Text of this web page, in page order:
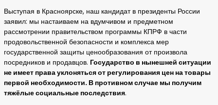
Выступая в Красноярске, наш кандидат в президенты России
заявил: мы настаиваем на вдумчивом и предметном
рассмотрении правительством программы КПРФ в части
продовольственной безопасности и комплекса мер
государственной защиты ценообразования от произвола
посредников и продавцов. Государство в нынешней ситуации
не имеет права уклоняться от регулирования цен на товары
первой необходимости. В противном случае мы получим
тяжёлые социальные последствия.